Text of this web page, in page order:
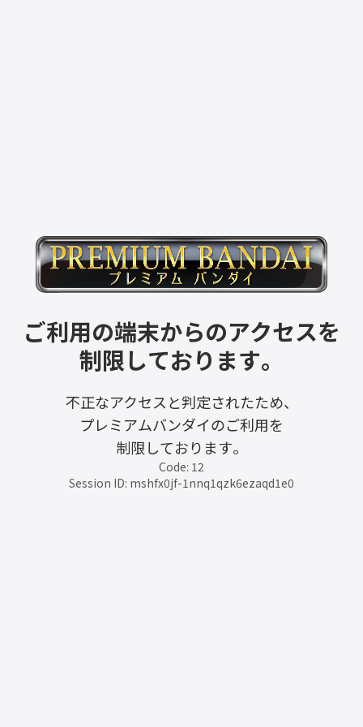
ご利用の端末からのアクセスを
制限しております。
不正なアクセスと判定されたため、
プレミアムバンダイのご利用を
制限しております。
Code: 12
Session ID: mshfx0jf-1nnq1qzk6ezaqd1e0